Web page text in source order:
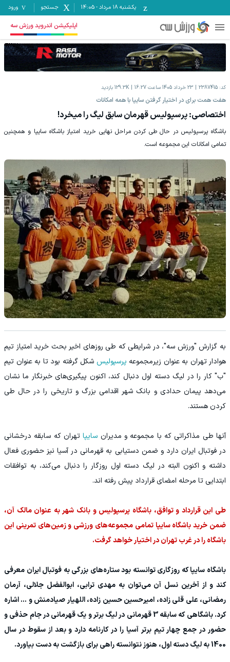
یکشنبه ۱۸ مرداد -
14:05 جستجو ورود
اپلیکیشن اندروید ورزش سه
کد: 2387415 23 خرداد 1405 ساعت 16:27 129.3K بازدید
هفت همت برای در اختیار گرفتن سایپا با همه امکانات
اختصاصی: پرسپولیس قهرمان سابق لیگ را می‎خرد!
باشگاه پرسپولیس در حال طی کردن مراحل نهایی خرید امتیاز باشگاه سایپا و همچنین
تمامی امکانات این مجموعه است.
به گزارش "ورزش سه"، در شرایطی که طی روزهای اخیر بحث خرید امتیاز تیم
هوادار تهران به عنوان زیرمجموعه پرسپولیس شکل گرفته بود تا به عنوان تیم
"ب" کار را در لیگ دسته اول دنبال کند، اکنون پیگیری‌های خبرنگار ما نشان
می‌دهد پیمان حدادی و بانک شهر اقدامی بزرگ و تاریخی را در حال طی
کردن هستند.
آنها طی مذاکراتی که با مجموعه و مدیران سایپاتهران که سابقه درخشانی
در فوتبال ایران دارد و ضمن دستیابی به قهرمانی در آسیا نیز حضوری فعال
داشته و اکنون البته در لیگ دسته اول روزگار را دنبال می‌کند، به توافقات
ابتدایی تا مرحله امضای قرارداد پیش رفته اند.
طی این قرارداد و توافق، باشگاه پرسپولیس و بانک شهر به عنوان مالک آن،
ضمن خرید باشگاه سایپا تمامی مجموعه‌های ورزشی و زمین‌های تمرینی این
باشگاه را در غرب تهران در اختیار خواهد گرفت.
باشگاه سایپا که روزگاری توانسته بود ستاره‌های بزرگی به فوتبال ایران معرفی
کند و از آخرین نسل آن می‌توان به مهدی ترابی، ابوالفضل جلالی، آرمان
رمضانی، علی قلی زاده، امیرحسین حسین زاده، اللهیار صیادمنش و ... اشاره
کرد. باشگاهی که سابقه 3 قهرمانی در لیگ برتر و یک قهرمانی در جام حذفی و
حضور در جمع چهار تیم برتر آسیا را در کارنامه دارد و بعد از سقوط در سال
1400 به لیگ دسته اول، هنوز نتوانسته راهی برای بازگشت به دست بیاورد.